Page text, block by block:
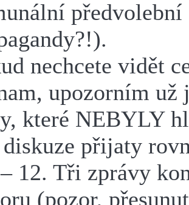
předvolební
nechcete vidět
upozorním už
které NEBYLY
diskuze přijaty
12. Tři zprávy
(pozor,